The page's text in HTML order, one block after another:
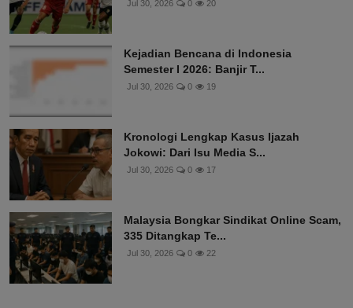
Jul 30, 2026 0 20
Kejadian Bencana di Indonesia
Semester I 2026: Banjir T...
Jul 30, 2026 0 19
Kronologi Lengkap Kasus Ijazah
Jokowi: Dari Isu Media S...
Jul 30, 2026 0 17
Malaysia Bongkar Sindikat Online Scam,
335 Ditangkap Te...
Jul 30, 2026 0 22